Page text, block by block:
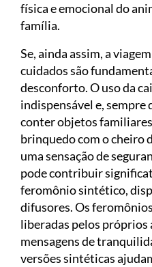
física e emocional do
família.
Se, ainda assim, a
cuidados são
desconforto. O uso da
indispensável e, sempre
conter objetos
brinquedo com o cheiro
uma sensação de
pode contribuir
feromônio sintético,
difusores. Os
liberadas pelos
mensagens de
versões sintéticas